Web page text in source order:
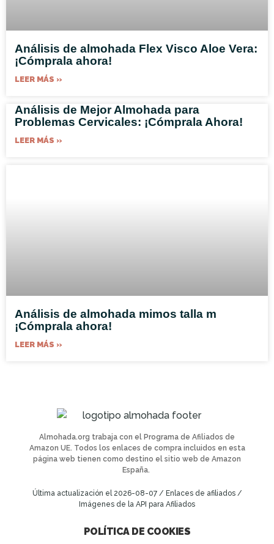
Análisis de almohada Flex Visco Aloe Vera:
¡Cómprala ahora!
LEER MÁS »
Análisis de Mejor Almohada para
Problemas Cervicales: ¡Cómprala Ahora!
LEER MÁS »
Análisis de almohada mimos talla m
¡Cómprala ahora!
LEER MÁS »
Almohada.org trabaja con el Programa de Afiliados de
Amazon UE. Todos los enlaces de compra incluidos en esta
página web tienen como destino el sitio web de Amazon
España.
Última actualización el 2026-08-07 / Enlaces de afiliados /
Imágenes de la API para Afiliados
POLÍTICA DE COOKIES